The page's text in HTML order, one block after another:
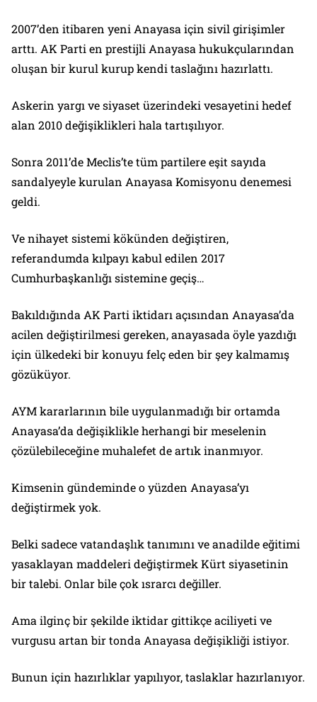
2007’den itibaren yeni Anayasa için sivil girişimler
arttı. AK Parti en prestijli Anayasa hukukçularından
oluşan bir kurul kurup kendi taslağını hazırlattı.
Askerin yargı ve siyaset üzerindeki vesayetini hedef
alan 2010 değişiklikleri hala tartışılıyor.
Sonra 2011’de Meclis’te tüm partilere eşit sayıda
sandalyeyle kurulan Anayasa Komisyonu denemesi
geldi.
Ve nihayet sistemi kökünden değiştiren,
referandumda kılpayı kabul edilen 2017
Cumhurbaşkanlığı sistemine geçiş…
Bakıldığında AK Parti iktidarı açısından Anayasa’da
acilen değiştirilmesi gereken, anayasada öyle yazdığı
için ülkedeki bir konuyu felç eden bir şey kalmamış
gözüküyor.
AYM kararlarının bile uygulanmadığı bir ortamda
Anayasa’da değişiklikle herhangi bir meselenin
çözülebileceğine muhalefet de artık inanmıyor.
Kimsenin gündeminde o yüzden Anayasa’yı
değiştirmek yok.
Belki sadece vatandaşlık tanımını ve anadilde eğitimi
yasaklayan maddeleri değiştirmek Kürt siyasetinin
bir talebi. Onlar bile çok ısrarcı değiller.
Ama ilginç bir şekilde iktidar gittikçe aciliyeti ve
vurgusu artan bir tonda Anayasa değişikliği istiyor.
Bunun için hazırlıklar yapılıyor, taslaklar hazırlanıyor.